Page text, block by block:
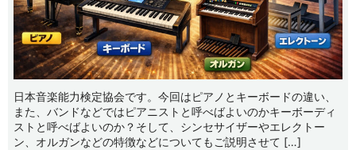
日本音楽能力検定協会です。今回はピアノとキーボードの違い、
また、バンドなどではピアニストと呼べばよいのかキーボーディ
ストと呼べばよいのか？そして、シンセサイザーやエレクトー
ン、オルガンなどの特徴などについてもご説明させて […]